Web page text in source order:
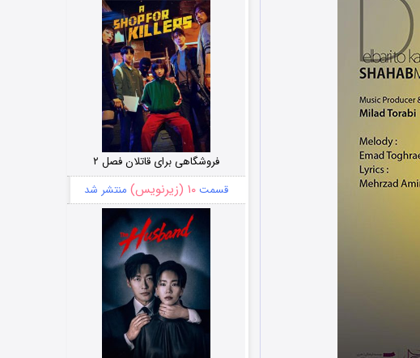
فروشگاهی برای قاتلان فصل ۲
قسمت۱۰ (زیرنویس) منتشر شد